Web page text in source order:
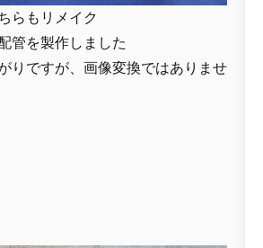
らもリメイク
管を製作しました
りですが、画像変換ではありませ